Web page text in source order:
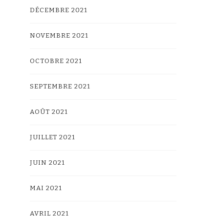
DÉCEMBRE 2021
NOVEMBRE 2021
OCTOBRE 2021
SEPTEMBRE 2021
AOÛT 2021
JUILLET 2021
JUIN 2021
MAI 2021
AVRIL 2021